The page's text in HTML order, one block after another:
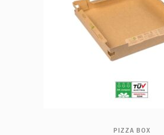
PIZZA BOX